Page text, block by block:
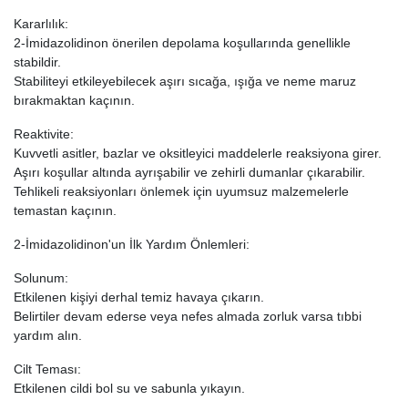
Kararlılık:
2-İmidazolidinon önerilen depolama koşullarında genellikle
stabildir.
Stabiliteyi etkileyebilecek aşırı sıcağa, ışığa ve neme maruz
bırakmaktan kaçının.
Reaktivite:
Kuvvetli asitler, bazlar ve oksitleyici maddelerle reaksiyona girer.
Aşırı koşullar altında ayrışabilir ve zehirli dumanlar çıkarabilir.
Tehlikeli reaksiyonları önlemek için uyumsuz malzemelerle
temastan kaçının.
2-İmidazolidinon'un İlk Yardım Önlemleri:
Solunum:
Etkilenen kişiyi derhal temiz havaya çıkarın.
Belirtiler devam ederse veya nefes almada zorluk varsa tıbbi
yardım alın.
Cilt Teması:
Etkilenen cildi bol su ve sabunla yıkayın.